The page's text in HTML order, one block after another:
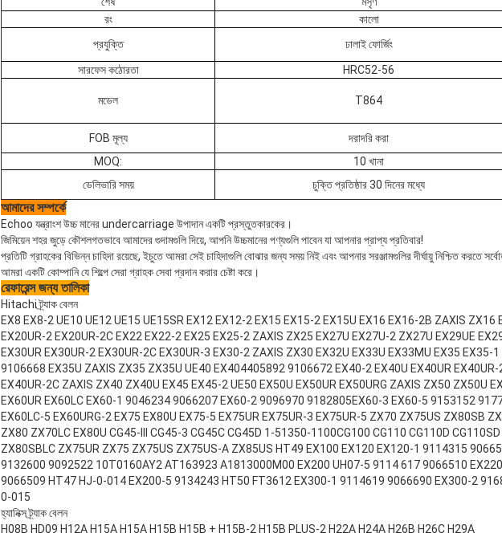
রং
কালো
প্রযুক্তি
ঢালাই ফোর্জিং
সারফেস কঠোরতা
HRC52-56
মডেল T864
FOB মূল্য
দরাদরি করা
MOQ:
10 খানা
ডেলিভারি সময়
চুক্তি প্রতিষ্ঠার 30 দিনের মধ্যে
আমাদের সম্পর্কে
Echoo যন্ত্রাংশ উচ্চ মানের undercarriage উপাদান একটি প্রস্তুতকারকের।
জিমিয়েন শহর জুড়ে কৌশলগতভাবে আমাদের গুদামগুলি দিয়ে, আপনি উচ্চমানের পণ্যগুলি পাবেন যা আপনার প্রাপ্য প্রতিবার!
প্রতিটি গ্রাহকের বিভিন্ন চাহিদা রয়েছে, ইচুতে আমরা সেই চাহিদাগুলি বোঝার জন্য সময় নিই এবং আপনার সরঞ্জামগুলির দীর্ঘায়ু নিশ্চিত করতে
আমরা একটি কোম্পানি যে শিল্পে সেরা গ্রাহক সেবা প্রদান করার চেষ্টা করে।
রেফারেন্স জন্য তালিকা
Hitachi ট্র্যাক বেলন
EX8 EX8-2 UE10 UE12 UE15 UE15SR EX12 EX12-2 EX15 EX15-2 EX15U EX16 EX16-2B ZAXIS ZX16
EX20UR-2 EX20UR-2C EX22 EX22-2 EX25 EX25-2 ZAXIS ZX25 EX27U EX27U-2 ZX27U EX29UE
EX30UR EX30UR-2 EX30UR-2C EX30UR-3 EX30-2 ZAXIS ZX30 EX32U EX33U EX33MU EX35
9106668 EX35U ZAXIS ZX35 ZX35U UE40 EX404405892 9106672 EX40-2 EX40U EX40UR
EX40UR-2C ZAXIS ZX40 ZX40U EX45 EX45-2 UE50 EX50U EX50UR EX50URG ZAXIS ZX50 ZX50U
EX60UR EX60LC EX60-1 9046234 9066207 EX60-2 9096970 9182805EX60-3 EX60-5 9153152
EX60LC-5 EX60URG-2 EX75 EX80U EX75-5 EX75UR EX75UR-3 EX75UR-5 ZX70 ZX75US ZX80SB
ZX80 ZX70LC EX80U CG45-III CG45-3 CG45C CG45D 1-51350-1100CG100 CG110 CG110D
ZX80SBLC ZX75UR ZX75 ZX75US ZX75US-A ZX85US HT49 EX100 EX120 EX120-1 9114315
9132600 9092522 10T0160AY2 AT163923 A1813000M00 EX200 UH07-5 9114 617 9066510
9066509 HT47 HJ-0-014 EX200-5 9134243 HT50 FT3612 EX300-1 9114619 9066690 EX300-2
0-015
হ্যানিক্স ট্র্যাক বেলন
H08B HD09 H12A H15A H15A H15B H15B + H15B-2 H15B PLUS-2 H22A H24A H26B H26C H29A